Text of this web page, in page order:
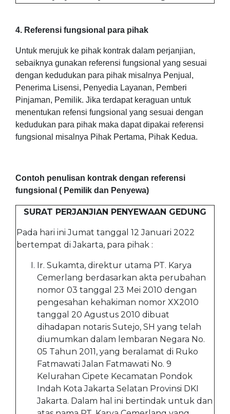
4. Referensi fungsional para pihak
Untuk merujuk ke pihak kontrak dalam perjanjian,
sebaiknya gunakan referensi fungsional yang sesuai
dengan kedudukan para pihak misalnya Penjual,
Penerima Lisensi, Penyedia Layanan, Pemberi
Pinjaman, Pemilik. Jika terdapat keraguan untuk
menentukan refensi fungsional yang sesuai dengan
kedudukan para pihak maka dapat dipakai referensi
fungsional misalnya Pihak Pertama, Pihak Kedua.
Contoh penulisan kontrak dengan referensi
fungsional ( Pemilik dan Penyewa)
SURAT PERJANJIAN PENYEWAAN GEDUNG
Pada hari ini Jumat tanggal 12 Januari 2022
bertempat di Jakarta, para pihak :
Ir. Sukamta, direktur utama PT. Karya
Cemerlang berdasarkan akta perubahan
nomor 03 tanggal 23 Mei 2010 dengan
pengesahan kehakiman nomor XX2010
tanggal 20 Agustus 2010 dibuat
dihadapan notaris Sutejo, SH yang telah
diumumkan dalam lembaran Negara No.
05 Tahun 2011, yang beralamat di Ruko
Fatmawati Jalan Fatmawati No. 9
Kelurahan Cipete Kecamatan Pondok
Indah Kota Jakarta Selatan Provinsi DKI
Jakarta. Dalam hal ini bertindak untuk dan